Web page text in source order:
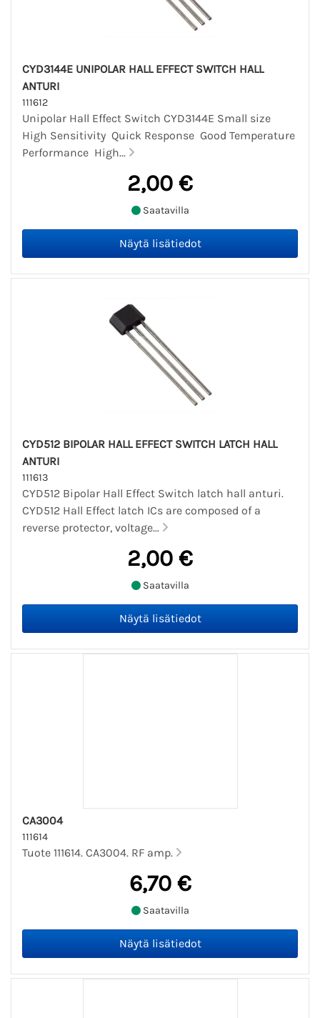
CYD3144E UNIPOLAR HALL EFFECT SWITCH HALL
ANTURI
111612
Unipolar Hall Effect Switch CYD3144E Small size
High Sensitivity Quick Response Good Temperature
Performance High...
2,00 €
Saatavilla
CYD512 BIPOLAR HALL EFFECT SWITCH LATCH HALL
ANTURI
111613
CYD512 Bipolar Hall Effect Switch latch hall anturi.
CYD512 Hall Effect latch ICs are composed of a
reverse protector, voltage...
2,00 €
Saatavilla
CA3004
111614
Tuote 111614. CA3004. RF amp.
6,70 €
Saatavilla